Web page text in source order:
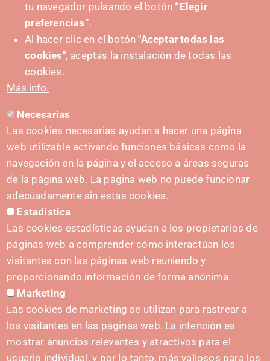
IMPULSA
CONTACTO
hola@irisnavarra.com
(+34) 628 23 12 32
C. del Sadar, 31006 Pamplona
Formulario de contacto
Kit de prensa
INICIATIVAS
Navarra Cybersecurity Center
Spain Living Lab
Apoyo al Emprendimiento
tu navegador pulsando el botón “Elegir
preferencias”.
Al hacer clic en el botón"Aceptar todas las
cookies", aceptas la instalación de todas las
cookies.
Más info.
Necesarias
Las cookies necesarias ayudan a hacer una página
web utilizable activando funciones básicas como la
navegación en la página y el acceso a áreas seguras
de la página web. La página web no puede funcionar
adecuadamente sin estas cookies.
Estadística
Las cookies estadísticas ayudan a los propietarios de
páginas web a comprender cómo interactúan los
visitantes con las páginas web reuniendo y
proporcionando información de forma anónima.
Marketing
Las cookies de marketing se utilizan para rastrear a
los visitantes en las páginas web. La intención es
mostrar anuncios relevantes y atractivos para el
usuario individual, y por lo tanto, más valiosos para los